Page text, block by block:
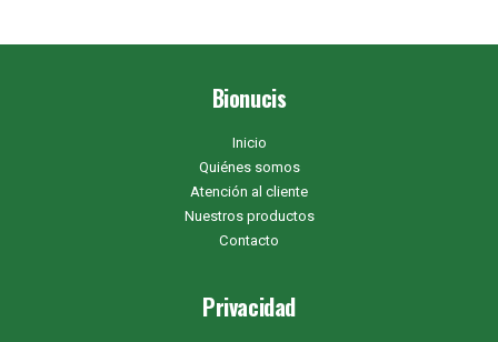
Bionucis
Inicio
Quiénes somos
Atención al cliente
Nuestros productos
Contacto
Privacidad